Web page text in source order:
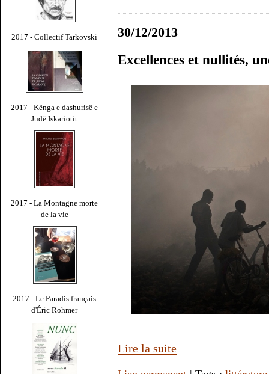
2017 - Collectif Tarkovski
2017 - Kënga e dashurisë e
Judë Iskariotit
2017 - La Montagne morte
de la vie
2017 - Le Paradis français
d'Éric Rohmer
30/12/2013
Excellences et nullités,
Lire la suite